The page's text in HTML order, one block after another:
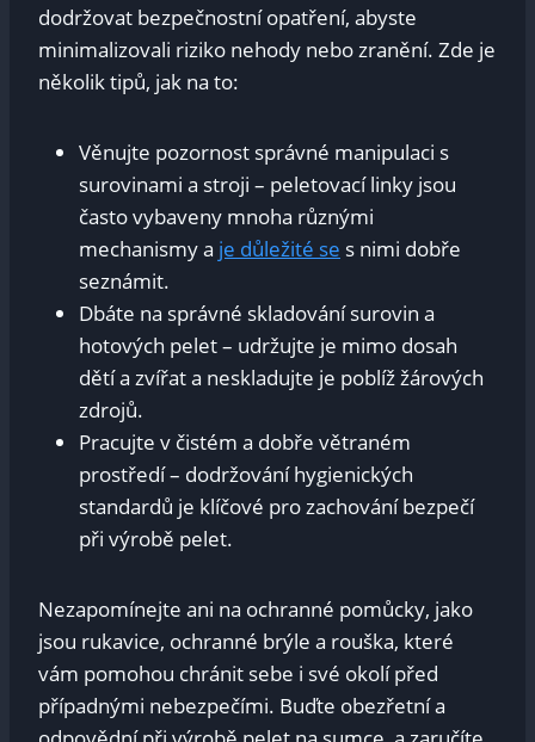
dodržovat bezpečnostní opatření, abyste
minimalizovali riziko nehody nebo zranění. Zde je
několik tipů, jak na to:
Věnujte pozornost správné manipulaci s
surovinami a stroji – peletovací linky jsou
často vybaveny mnoha různými
mechanismy a je důležité se s nimi dobře
seznámit.
Dbáte na správné skladování surovin a
hotových pelet – udržujte je mimo dosah
dětí a zvířat a neskladujte je poblíž žárových
zdrojů.
Pracujte v čistém a dobře větraném
prostředí – dodržování hygienických
standardů je klíčové pro zachování bezpečí
při výrobě pelet.
Nezapomínejte ani na ochranné pomůcky, jako
jsou rukavice, ochranné brýle a rouška, které
vám pomohou chránit sebe i své okolí před
případnými nebezpečími. Buďte obezřetní a